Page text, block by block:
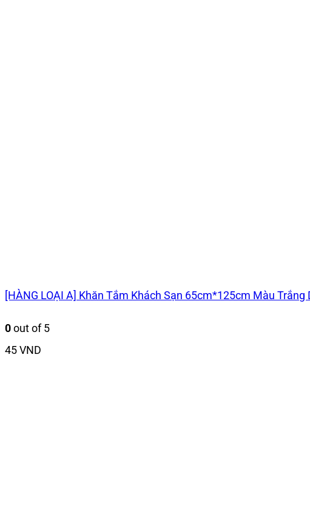
[HÀNG LOẠI A] Khăn Tắm Khách Sạn 65cm*125cm Màu
0out of 5
45VND